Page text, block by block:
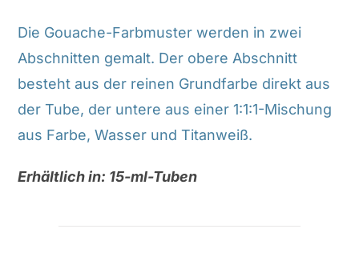
Die Gouache-Farbmuster werden in zwei
Abschnitten gemalt. Der obere Abschnitt
besteht aus der reinen Grundfarbe direkt aus
der Tube, der untere aus einer 1:1:1-Mischung
aus Farbe, Wasser und Titanweiß.
Erhältlich in: 15-ml-Tuben